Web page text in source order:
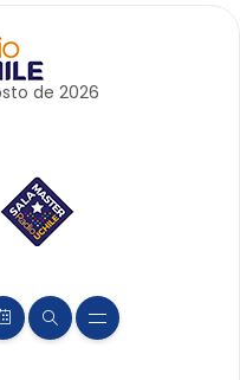
de 2026